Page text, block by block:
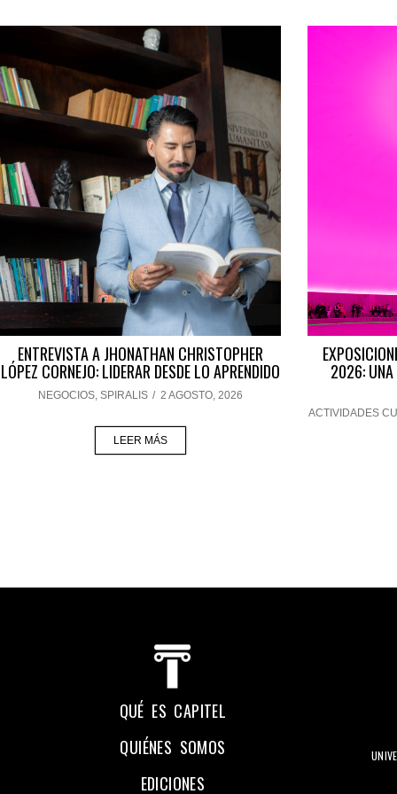
ENTREVISTA A JHONATHAN CHRISTOPHER
LÓPEZ CORNEJO: LIDERAR DESDE LO APRENDIDO
NEGOCIOS, SPIRALIS / 2 AGOSTO, 2026
LEER MÁS
2026: UNA
ACTIVIDADES
QUÉ ES CAPITEL
QUIÉNES SOMOS
EDICIONES